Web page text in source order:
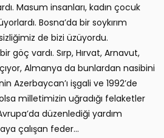
Masum insanları, kadın çocuk
Bosna’da bir soykırım
de bizi üzüyordu.
göç vardı. Sırp, Hırvat, Arnavut,
Almanya da bunlardan nasibini
Azerbaycan’ı işgali ve 1992’de
milletimizin uğradığı felaketler
düzenlediği yardım
çalışan feder...